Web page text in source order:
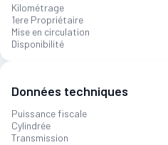
Kilométrage
1ere Propriétaire
Mise en circulation
Disponibilité
Données techniques
Puissance fiscale
Cylindrée
Transmission